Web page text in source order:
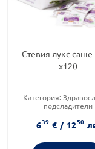
Стевия лукс саше
х120
Категория:
подсладители
възрастни/деца
Форма на продукта:
639 € / 1250